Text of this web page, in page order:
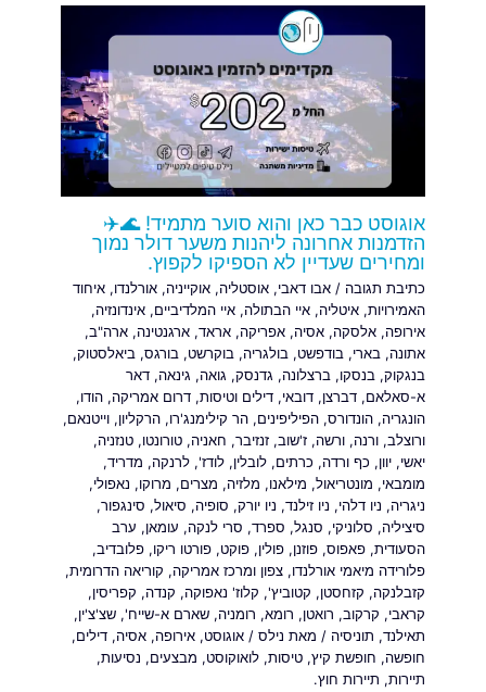
אוגוסט כבר כאן והוא סוער מתמיד! 🌊✈️
הזדמנות אחרונה ליהנות משער דולר נמוך
ומחירים שעדיין לא הספיקו לקפוץ.
כתיבת תגובה /אבו דאבי,אוסטליה,אוקייניה,אורלנדו,איחוד
האמירויות,איטליה,איי הבתולה,איי המלדיביים,אינדונזיה,
אירופה,אלסקה,אסיה,אפריקה,אראד,ארגנטינה,ארה"ב,
אתונה,בארי,בודפשט,בולגריה,בוקרשט,בורגס,ביאלסטוק,
בנגקוק,בנסקו,ברצלונה, גדנסק, גואה, גינאה,דאר
א-סאלאם,דברצן,דובאי,דילים וטיסות,דרום אמריקה,הודו,
הונגריה,הונדורס,הפיליפינים,הר קילימנג'רו,הרקליון,וייטנאם,
ורוצלב,ורנה,ורשה,ז'שוב,זנזיבר, חאניה,טורונטו,טנזניה,
יאשי,יוון, כף ורדה, כרתים,לובלין,לודז',לרנקה, מדריד,
מומבאי, מונטריאול, מילאנו, מלזיה, מצרים, מרוקו, נאפולי,
ניגריה, ניו דלהי, ניו זילנד, ניו יורק, סופיה, סיאול, סינגפור,
סיציליה, סלוניקי, סנגל, ספרד, סרי לנקה, עומאן, ערב
הסעודית,פאפוס,פוזנן,פולין,פוקט,פורטו ריקו,פלובדיב,
פלורידה מיאמי אורלנדו,צפון ומרכז אמריקה, קוריאה הדרומית,
קזבלנקה, קזחסטן, קטוביץ', קלוז' נאפוקה, קנדה, קפריסין,
קראבי, קרקוב, רואטן, רומא, רומניה,שארם א-שייח',שצ'צ'ין,
תאילנד, תוניסיה / מאת נילס/אוגוסט,אירופה,אסיה,דילים,
חופשה, חופשת קיץ,טיסות,לואוקוסט, מבצעים, נסיעות,
תיירות, תיירות חוץ.